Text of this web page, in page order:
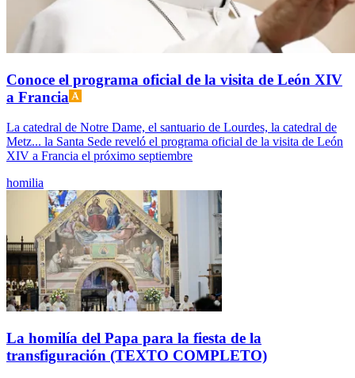
Conoce el programa oficial de la visita de León XIV
a Francia
La catedral de Notre Dame, el santuario de Lourdes, la catedral de
Metz... la Santa Sede reveló el programa oficial de la visita de León
XIV a Francia el próximo septiembre
homilia
La homilía del Papa para la fiesta de la
transfiguración (TEXTO COMPLETO)